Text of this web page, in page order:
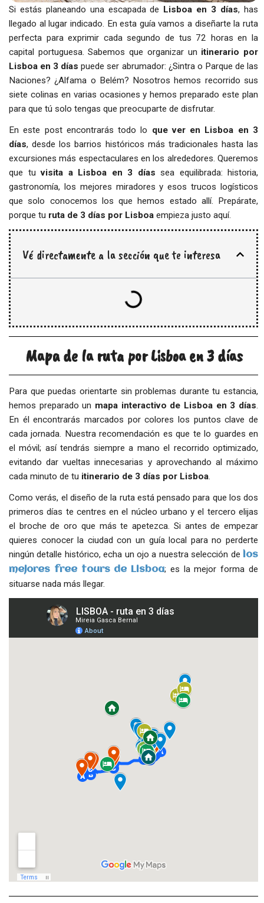
Si estás planeando una escapada de Lisboa en 3 días, has
llegado al lugar indicado. En esta guía vamos a diseñarte la ruta
perfecta para exprimir cada segundo de tus 72 horas en la
capital portuguesa. Sabemos que organizar un itinerario por
Lisboa en 3 días puede ser abrumador: ¿Sintra o Parque de las
Naciones? ¿Alfama o Belém? Nosotros hemos recorrido sus
siete colinas en varias ocasiones y hemos preparado este plan
para que tú solo tengas que preocuparte de disfrutar.
En este post encontrarás todo lo que ver en Lisboa en 3
días, desde los barrios históricos más tradicionales hasta las
excursiones más espectaculares en los alrededores. Queremos
que tuvisita a Lisboa en 3 días sea equilibrada: historia,
gastronomía, los mejores miradores y esos trucos logísticos
que solo conocemos los que hemos estado allí. Prepárate,
porque tu ruta de 3 días por Lisboa empieza justo aquí.
Vé directamente a la sección que te interesa
Mapa de la ruta por Lisboa en 3 días
Para que puedas orientarte sin problemas durante tu estancia,
hemos preparado un mapa interactivo de Lisboa en 3 días.
En él encontrarás marcados por colores los puntos clave de
cada jornada. Nuestra recomendación es que te lo guardes en
el móvil; así tendrás siempre a mano el recorrido optimizado,
evitando dar vueltas innecesarias y aprovechando al máximo
cada minuto de tu itinerario de 3 días por Lisboa.
Como verás, el diseño de la ruta está pensado para que los dos
primeros días te centres en el núcleo urbano y el tercero elijas
el broche de oro que más te apetezca. Si antes de empezar
quieres conocer la ciudad con un guía local para no perderte
ningún detalle histórico, echa un ojo a nuestra selección de
los
mejores free tours de Lisboa; es la mejor forma de
situarse nada más llegar.